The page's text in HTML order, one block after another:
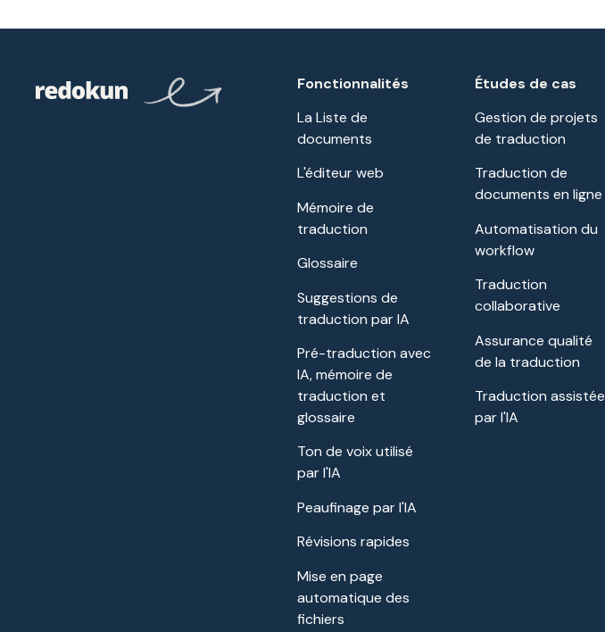
Fonctionnalités
La Liste de
documents
L'éditeur web
Mémoire de
traduction
Glossaire
Suggestions de
traduction par IA
Pré-traduction avec
IA, mémoire de
traduction et
glossaire
Ton de voix utilisé
par l'IA
Peaufinage par l'IA
Révisions rapides
Mise en page
automatique des
fichiers
Études de cas
Gestion de projets
de traduction
Traduction de
documents en ligne
Automatisation du
workflow
Traduction
collaborative
Assurance qualité
de la traduction
Traduction assistée
par l'IA